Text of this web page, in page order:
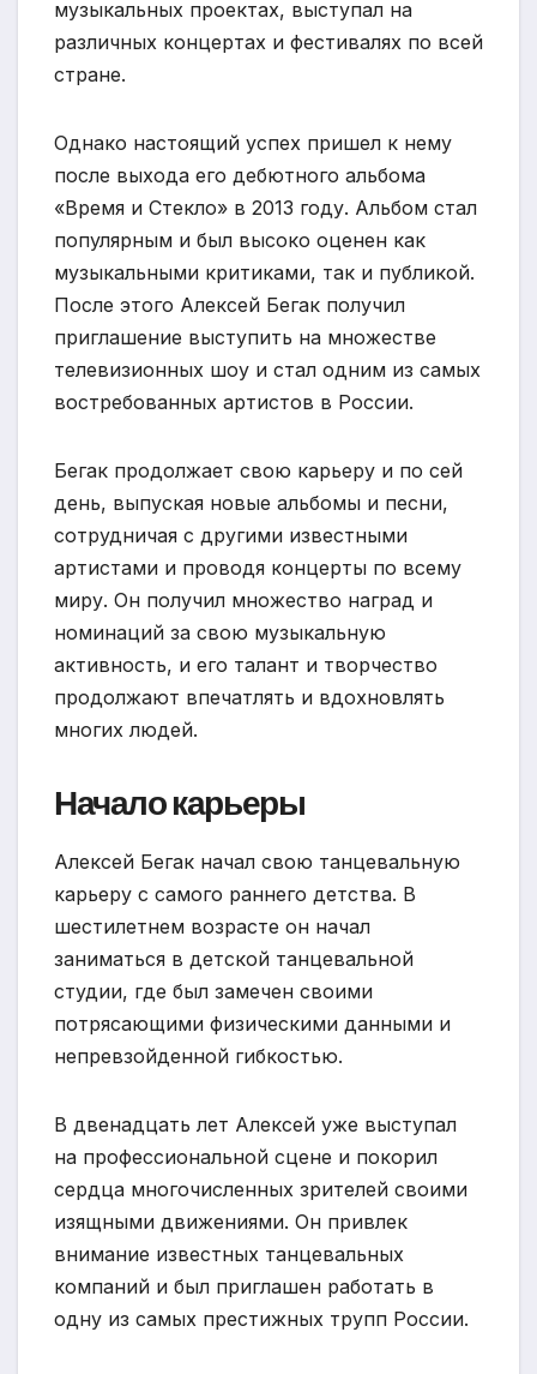
музыкальных проектах, выступал на
различных концертах и фестивалях по всей
стране.
Однако настоящий успех пришел к нему
после выхода его дебютного альбома
«Время и Стекло» в 2013 году. Альбом стал
популярным и был высоко оценен как
музыкальными критиками, так и публикой.
После этого Алексей Бегак получил
приглашение выступить на множестве
телевизионных шоу и стал одним из самых
востребованных артистов в России.
Бегак продолжает свою карьеру и по сей
день, выпуская новые альбомы и песни,
сотрудничая с другими известными
артистами и проводя концерты по всему
миру. Он получил множество наград и
номинаций за свою музыкальную
активность, и его талант и творчество
продолжают впечатлять и вдохновлять
многих людей.
Начало карьеры
Алексей Бегак начал свою танцевальную
карьеру с самого раннего детства. В
шестилетнем возрасте он начал
заниматься в детской танцевальной
студии, где был замечен своими
потрясающими физическими данными и
непревзойденной гибкостью.
В двенадцать лет Алексей уже выступал
на профессиональной сцене и покорил
сердца многочисленных зрителей своими
изящными движениями. Он привлек
внимание известных танцевальных
компаний и был приглашен работать в
одну из самых престижных трупп России.